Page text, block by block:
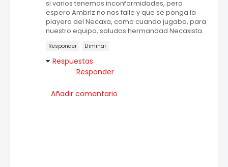
si varios tenemos inconformidades, pero
espero Ambriz no nos falle y que se ponga la
playera del Necaxa, como cuando jugaba, para
nuestro equipo, saludos hermandad Necaxista.
Responder Eliminar
Respuestas
Responder
Añadir comentario